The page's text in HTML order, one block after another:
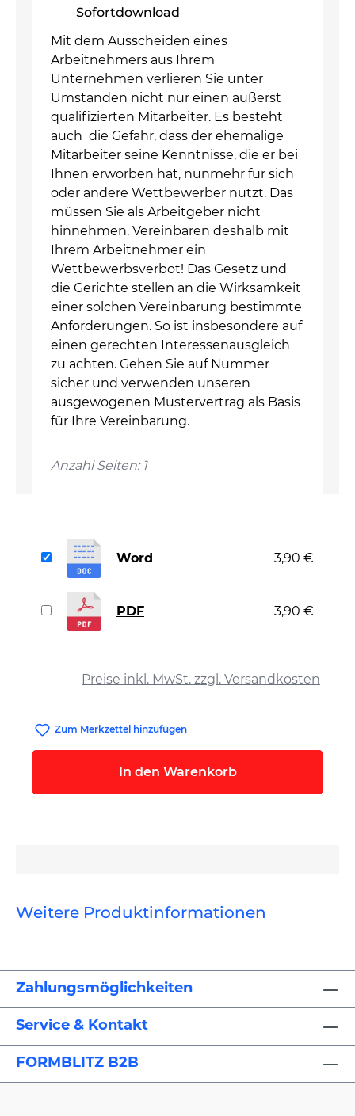
Sofortdownload
Mit dem Ausscheiden eines
Arbeitnehmers aus Ihrem
Unternehmen verlieren Sie unter
Umständen nicht nur einen äußerst
qualifizierten Mitarbeiter. Es besteht
auch die Gefahr, dass der ehemalige
Mitarbeiter seine Kenntnisse, die er bei
Ihnen erworben hat, nunmehr für sich
oder andere Wettbewerber nutzt. Das
müssen Sie als Arbeitgeber nicht
hinnehmen. Vereinbaren deshalb mit
Ihrem Arbeitnehmer ein
Wettbewerbsverbot! Das Gesetz und
die Gerichte stellen an die Wirksamkeit
einer solchen Vereinbarung bestimmte
Anforderungen. So ist insbesondere auf
einen gerechten Interessenausgleich
zu achten. Gehen Sie auf Nummer
sicher und verwenden unseren
ausgewogenen Mustervertrag als Basis
für Ihre Vereinbarung.
Anzahl Seiten: 1
Preise inkl. MwSt. zzgl. Versandkosten
Word 3,90 €
PDF 3,90 €
Zum Merkzettel hinzufügen
In den Warenkorb
Weitere Produktinformationen
Zahlungsmöglichkeiten
Service & Kontakt
FORMBLITZ B2B